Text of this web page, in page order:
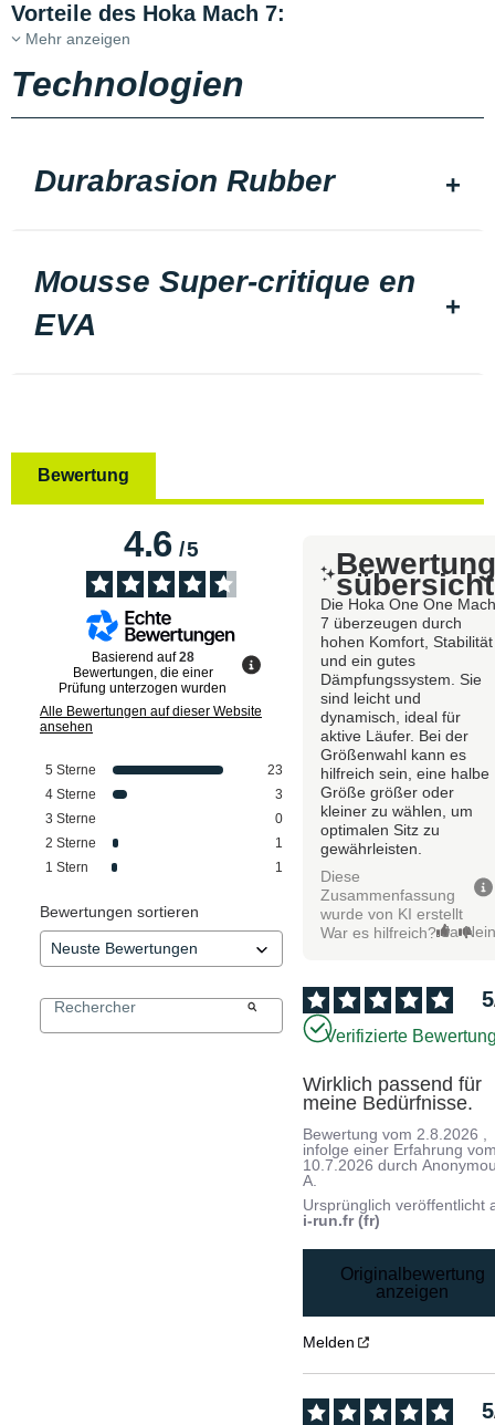
Vorteile des Hoka Mach 7:
Mehr anzeigen
Technologien
Durabrasion Rubber
Mousse Super-critique en
EVA
Bewertung
4.6/5
Basierend auf28
Bewertungen, die einer
Prüfung unterzogen wurden
Alle Bewertungen auf dieser Website
ansehen
5 Sterne
23
4 Sterne
3
3 Sterne
0
2 Sterne
1
1 Stern 1
Bewertungen sortieren
sübersicht
Die Hoka One One
7 überzeugen durch
hohen Komfort, Stabilität
und ein gutes
Dämpfungssystem. Sie
sind leicht und
dynamisch, ideal für
aktive Läufer. Bei der
Größenwahl kann es
hilfreich sein, eine halbe
Größe größer oder
kleiner zu wählen, um
optimalen Sitz zu
gewährleisten.
Diese
Zusammenfassung
wurde von KI erstellt
War es hilfreich? Ja
5
Verifizierte
Wirklich passend für
meine Bedürfnisse.
Bewertung vom 2.8.2026
infolge einer Erfahrung
10.7.2026 durch
A.
Ursprünglich veröffentlicht
i-run.fr (fr)
Originalbewertung
anzeigen
Melden
5